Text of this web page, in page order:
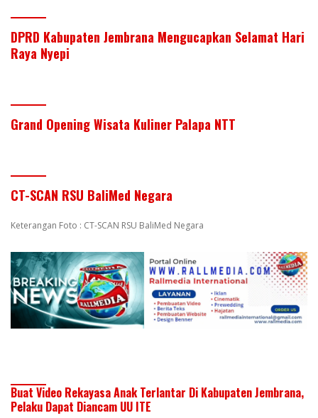
DPRD Kabupaten Jembrana Mengucapkan Selamat Hari
Raya Nyepi
Grand Opening Wisata Kuliner Palapa NTT
CT-SCAN RSU BaliMed Negara
Keterangan Foto : CT-SCAN RSU BaliMed Negara
Buat Video Rekayasa Anak Terlantar Di Kabupaten Jembrana,
Pelaku Dapat Diancam UU ITE